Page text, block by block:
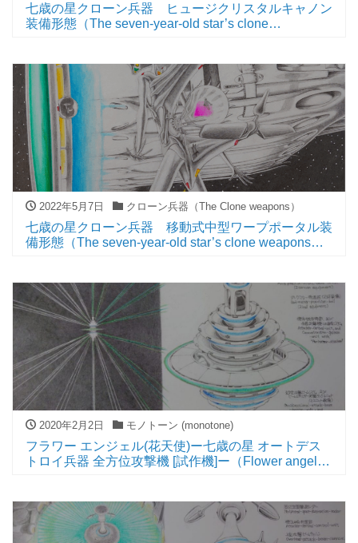
七歳の星クローン兵器 ヒュージクリスタルキャノン
装備形態（The seven-year-old star’s clone
2022年5月7日 クローン兵器（The Clone weapons）
七歳の星クローン兵器 移動式中型ワープポータル装
備形態（The seven-year-old star’s clone weapons
2020年2月2日 モノトーン (monotone)
フラワー エンジェル(花天使)ー七歳の星 オートデス
トロイ兵器 全方位攻撃機 [試作機]ー（Flower angelー